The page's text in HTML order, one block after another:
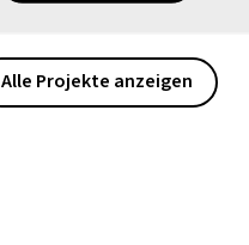
Alle Projekte anzeigen